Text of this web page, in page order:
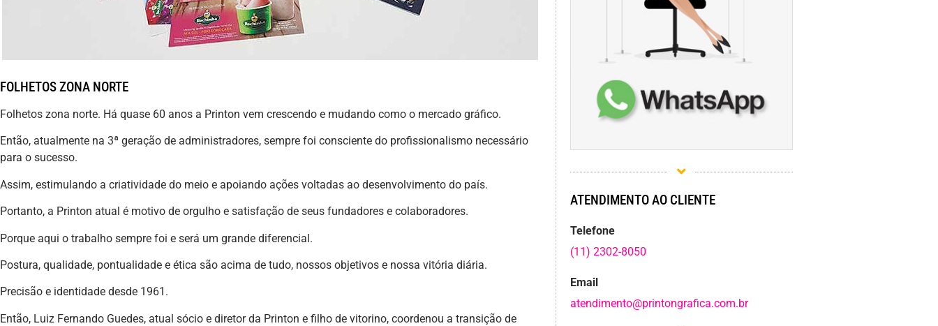
FOLHETOS ZONA NORTE
Folhetos zona norte. Há quase 60 anos a Printon vem crescendo e mudando como o mercado gráfico.
Então, atualmente na 3ª geração de administradores, sempre foi consciente do profissionalismo necessário
para o sucesso.
Assim, estimulando a criatividade do meio e apoiando ações voltadas ao desenvolvimento do país.
Portanto, a Printon atual é motivo de orgulho e satisfação de seus fundadores e colaboradores.
Porque aqui o trabalho sempre foi e será um grande diferencial.
Postura, qualidade, pontualidade e ética são acima de tudo, nossos objetivos e nossa vitória diária.
Precisão e identidade desde 1961.
Então, Luiz Fernando Guedes, atual sócio e diretor da Printon e filho de vitorino, coordenou a transição de
ATENDIMENTO AO CLIENTE
Telefone
(11) 2302-8050
Email
atendimento@printongrafica.com.br